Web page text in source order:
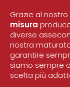
Grazie al
misura
diverse
nostra
garantire
siamo sempre
scelta più